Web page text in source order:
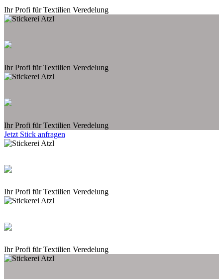
Ihr Profi für Textilien Veredelung
Ihr Profi für Textilien Veredelung
Ihr Profi für Textilien Veredelung
Jetzt Stick anfragen
Ihr Profi für Textilien Veredelung
Ihr Profi für Textilien Veredelung